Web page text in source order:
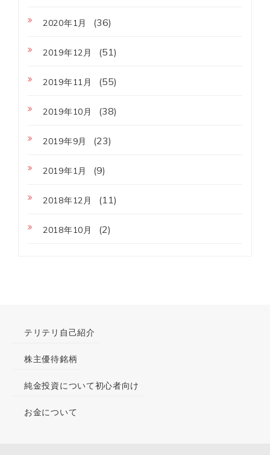
2020年1月 (36)
2019年12月 (51)
2019年11月 (55)
2019年10月 (38)
2019年9月 (23)
2019年1月 (9)
2018年12月 (11)
2018年10月 (2)
テリテリ自己紹介
株主優待銘柄
純金投資について初心者向け
お金について